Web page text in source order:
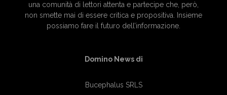
una comunità di lettori attenta e partecipe che, però,
non smette mai di essere critica e propositiva. Insieme
possiamo fare il futuro dell’informazione.
Domino News di
Bucephalus SRLS